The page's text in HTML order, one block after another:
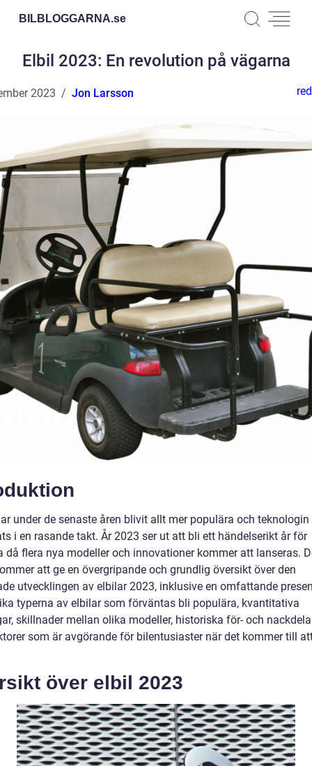
BILBLOGGARNA.se
Elbil 2023: En revolution på vägarna
2023 Jon Larsson
under de senaste åren blivit allt mer populära och teknologin
i en rasande takt. År 2023 ser ut att bli ett händelserikt år för
då flera nya modeller och innovationer kommer att lanseras.
att ge en övergripande och grundlig översikt över den
utvecklingen av elbilar 2023, inklusive en omfattande
typerna av elbilar som förväntas bli populära, kvantitativa
skillnader mellan olika modeller, historiska för- och
som är avgörande för bilentusiaster när det kommer till
över elbil 2023